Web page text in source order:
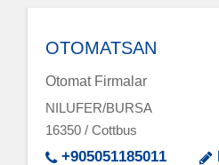
OTOMATSAN
Otomat Firmalar
NILUFER/BURSA
16350 / Cottbus
+905051185011